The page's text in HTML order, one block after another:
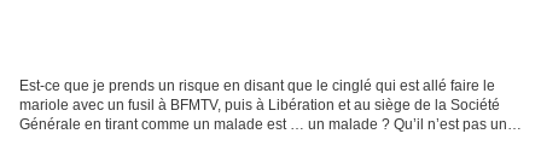
Est-ce que je prends un risque en disant que le cinglé qui est allé faire le
mariole avec un fusil à BFMTV, puis à Libération et au siège de la Société
Générale en tirant comme un malade est … un malade ? Qu’il n’est pas un